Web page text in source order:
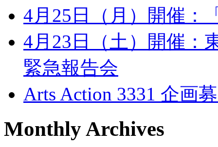
4月25日（月）開催：
4月23日（土）開催：
緊急報告会
Arts Action 3331 企画
Monthly Archives